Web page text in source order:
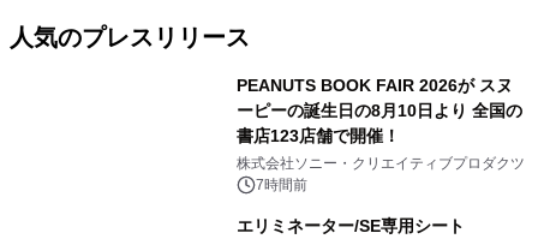
人気のプレスリリース
PEANUTS BOOK FAIR 2026が スヌ
ーピーの誕生日の8月10日より 全国の
書店123店舗で開催！
株式会社ソニー・クリエイティブプロダクツ
7時間前
エリミネーター/SE専用シート